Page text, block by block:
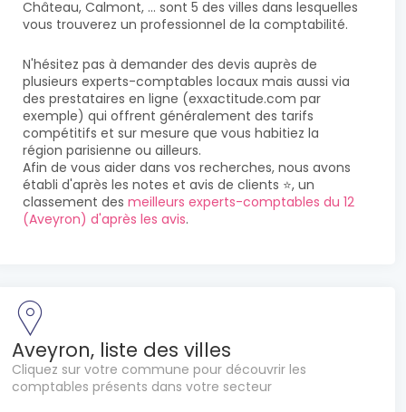
Château, Calmont, ... sont 5 des villes dans lesquelles
vous trouverez un professionnel de la comptabilité.
N'hésitez pas à demander des devis auprès de
plusieurs experts-comptables locaux mais aussi via
des prestataires en ligne (exxactitude.com par
exemple) qui offrent généralement des tarifs
compétitifs et sur mesure que vous habitiez la
région parisienne ou ailleurs.
Afin de vous aider dans vos recherches, nous avons
établi d'après les notes et avis de clients ⭐, un
classement des meilleurs experts-comptables du 12
(Aveyron) d'après les avis.
Aveyron, liste des villes
Cliquez sur votre commune pour découvrir les
comptables présents dans votre secteur